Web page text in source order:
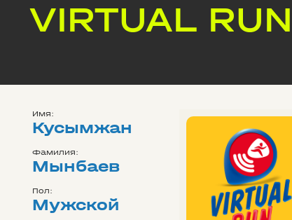
VIRTUAL
Имя:
Кусымжан
Фамилия:
Мынбаев
Пол:
Мужской